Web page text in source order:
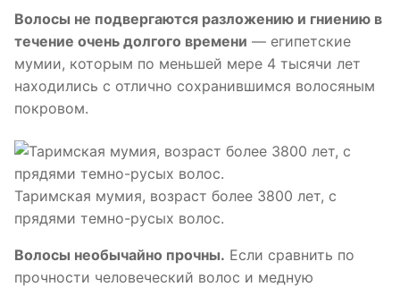
Волосы не подвергаются разложению и гниению в
течение очень долгого времени — египетские
мумии, которым по меньшей мере 4 тысячи лет
находились с отлично сохранившимся волосяным
покровом.
Таримская мумия, возраст более 3800 лет, с
прядями темно-русых волос.
Волосы необычайно прочны. Если сравнить по
прочности человеческий волос и медную